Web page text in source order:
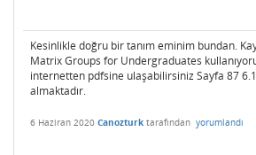
Kesinlikle doğru bir tanım eminim bundan.
Matrix Groups for Undergraduates
internetten pdfsine ulaşabilirsiniz Sayfa 87
almaktadır.
6 Haziran 2020 Canozturk tarafından yorumlandı